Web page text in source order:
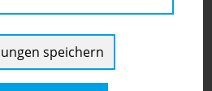
speichern